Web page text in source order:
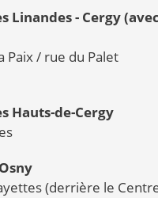
Linandes - Cergy
Paix / rue du Palet
Hauts-de-Cergy
(derrière le